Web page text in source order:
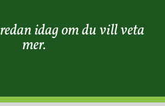
redan idag om du vill veta
mer.